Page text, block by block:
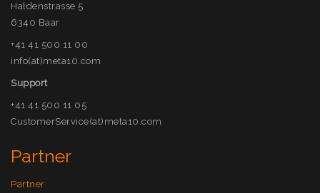
Haldenstrasse 5
6340 Baar
+41 41 500 11 00
info(at)meta10.com
Support
+41 41 500 11 05
CustomerService(at)meta10.com
Partner
Partner